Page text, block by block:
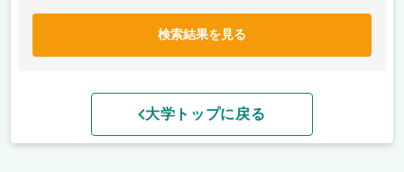
検索結果を見る
大学トップに戻る